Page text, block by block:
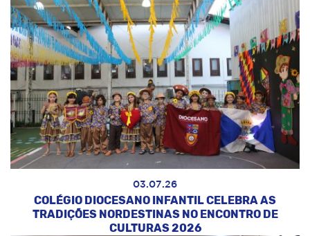
03.07.26
COLÉGIO DIOCESANO INFANTIL CELEBRA AS
TRADIÇÕES NORDESTINAS NO ENCONTRO DE
CULTURAS 2026